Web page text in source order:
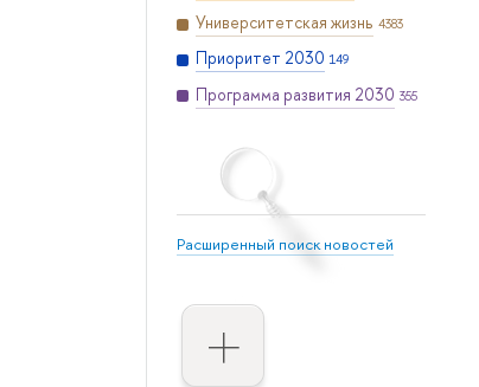
Университетская жизнь 4383
Приоритет 2030 149
Программа развития 2030 355
Расширенный поиск новостей